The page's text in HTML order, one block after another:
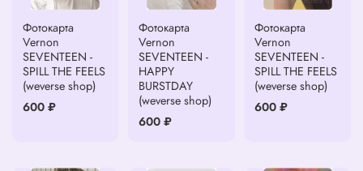
Фотокарта
Vernon
SEVENTEEN -
SPILL THE FEELS
(weverse shop)
600 ₽
Фотокарта
Vernon
SEVENTEEN -
HAPPY
BURSTDAY
(weverse shop)
600 ₽
Фотокарта
Vernon
SEVENTEEN -
SPILL THE FEELS
(weverse shop)
600 ₽